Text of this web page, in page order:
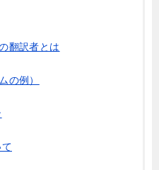
翻訳者とは
の例）